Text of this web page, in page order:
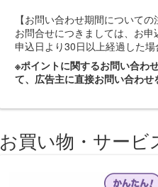
【お問い合わせ期間についての
お問合せにつきましては、お申
申込日より30日以上経過した
※ポイントに関するお問い合わせ
て、広告主に直接お問い合わせ
お買い物・サー